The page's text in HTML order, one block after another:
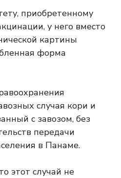
приобретенному
у него вместо
картины
форма
этот случай не